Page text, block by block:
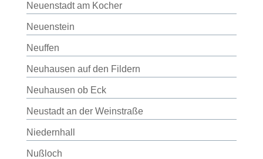
Neuenstadt am Kocher
Neuenstein
Neuffen
Neuhausen auf den Fildern
Neuhausen ob Eck
Neustadt an der Weinstraße
Niedernhall
Nußloch